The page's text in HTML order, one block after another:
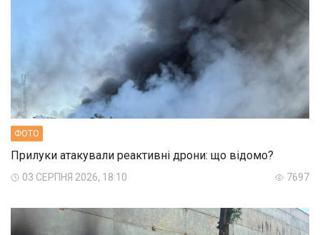
ФОТО
Прилуки атакували реактивні дрони: що відомо?
03 СЕРПНЯ 2026, 18:10 7697